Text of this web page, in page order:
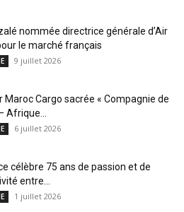
nommée directrice générale d’Air
le marché français
9 juillet 2026
Maroc Cargo sacrée « Compagnie de
Afrique...
6 juillet 2026
célèbre 75 ans de passion et de
entre...
1 juillet 2026